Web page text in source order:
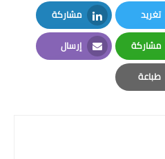
تغريد
Twitter
مشاركة
LinkedIn
مشاركة
Whatsapp
إرسال
Email
طباعة
Print